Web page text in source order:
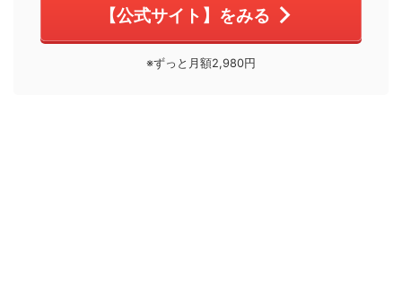
【公式サイト】をみる
※ずっと月額2,980円